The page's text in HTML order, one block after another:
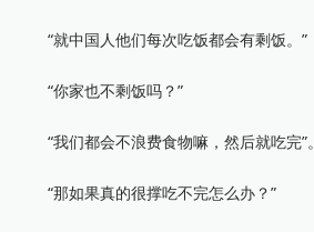
“就中国人他们每次吃饭都会有剩饭。”
“你家也不剩饭吗？”
“我们都会不浪费食物嘛，然后就吃完”。
“那如果真的很撑吃不完怎么办？”